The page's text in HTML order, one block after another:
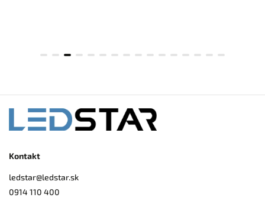
Kontakt
ledstar@ledstar.sk
0914 110 400